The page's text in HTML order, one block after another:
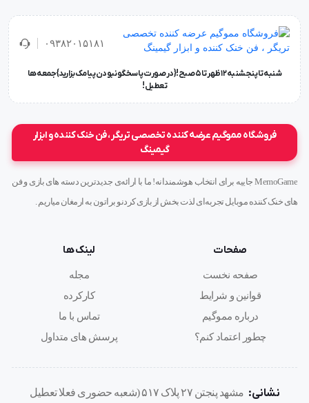
۰۹۳۸۲۰۱۵۱۸۱
شنبه تا پنجشنبه ۱۲ ظهر تا 5 صبح!{در صورت پاسخگو نبودن پیامک بزارید} جمعه ها
تعطیل !
فروشگاه مموگیم عرضه کننده تخصصی تریگر ، فن خنک کننده و ابزار
گیمینگ
MemoGame جاییه برای انتخاب هوشمندانه! ما با ارائه‌ی جدیدترین دسته های بازی و فن
های خنک کننده موبایل تجربه‌ای لذت بخش از بازی کردنو براتون به ارمغان میاریم .
صفحات
صفحه نخست
قوانین و شرایط
درباره مموگیم
چطور اعتماد کنم؟
لینک ها
مجله
کارکرده
تماس با ما
پرسش های متداول
نشانی:
مشهد پنجتن ۲۷ پلاک ۵۱۷ (شعبه حضوری فعلا تعطیل